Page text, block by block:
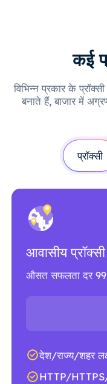
कई
विभिन्न प्रकार के
बनाते हैं, बाजार में
प्रॉक्सी
आवासीय प्रॉक्सी
औसत सफलता दर
देश/राज्य/शहर
HTTP/